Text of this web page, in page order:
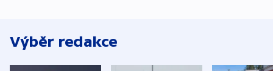
Výběr redakce